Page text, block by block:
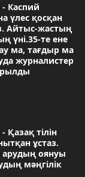
- Каспий
үлес қосқан
Айтыс-жастың
үні.35-те ене
ма, тағдыр ма
журналистер
- Қазақ тілін
ұстаз.
оянуы
мәңгілік